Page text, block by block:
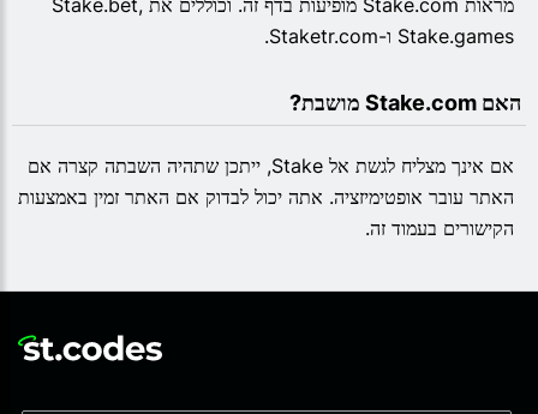
מראות Stake.com מופיעות בדף זה. וכוללים את Stake.bet,
Stake.games ו-Staketr.com.
אם אינך מצליח לגשת אל Stake, ייתכן שתהיה השבתה קצרה אם
האתר עובר אופטימיזציה. אתה יכול לבדוק אם האתר זמין באמצעות
הקישורים בעמוד זה.